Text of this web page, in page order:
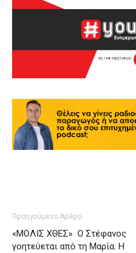
Προηγούμενο Άρθρο
«ΜΟΛΙΣ ΧΘΕΣ» Ο Στέφανος
γοητεύεται από τη Μαρία. Η